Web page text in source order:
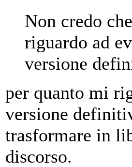
Non credo
riguardo ad
versione
per quanto mi
versione
trasformare in
discorso.